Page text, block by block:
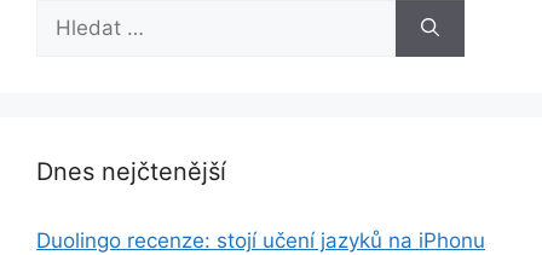
Hledat:
Dnes nejčtenější
Duolingo recenze: stojí učení jazyků na iPhonu